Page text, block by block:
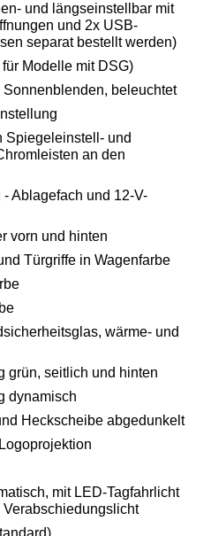
und längseinstellbar mit
und 2x USB-
separat bestellt werden)
Modelle mit DSG)
beleuchtet
Spiegeleinstell- und
an den
Ablagefach und 12-V-
vorn und hinten
Türgriffe in Wagenfarbe
wärme- und
grün, seitlich und hinten
dynamisch
Heckscheibe abgedunkelt
mit LED-Tagfahrlicht